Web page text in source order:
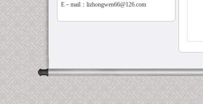
E－mail： lizhongwen66@126.com